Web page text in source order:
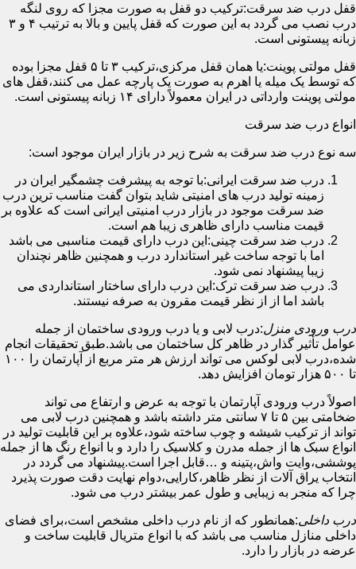
قفل درب ضد سرقت:ترکیب دو قفل به صورت مجزا که روی لنگه
درب نصب می گردد به این صورت که قفل پایین و بالا به ترتیب ۴ و ۳
زبانه پیستونی است.
قفل مولتی پوینت:یا همان قفل مرکزی،ترکیب ۳ تا ۵ قفل مجزا بوده
که توسط یک میله یا اهرم به صورت یک پارچه عمل می کنند،قفل های
مولتی پوینت وارداتی در ایران معمولاً دارای ۱۴ زبانه پیستونی است.
انواع درب ضد سرقت
سه نوع درب ضد سرقت به شرح زیر در بازار ایران موجود است:
درب ضد سرقت ایرانی:با توجه به پیشرفت چشمگیر ایران در
زمینه تولید درب های امنیتی شاید بتوان گفت مناسب ترین درب
ضد سرقت موجود در بازار درب امنیتی ایرانی است که علاوه بر
قیمت مناسب دارای ظاهری زیبا هم است.
درب ضد سرقت چینی:این درب دارای قیمت مناسبی می باشد
اما با توجه ساخت غیر استاندارد درب و همچنین ظاهر نچندان
زیبا پیشنهاد نمی شود.
درب ضد سرقت ترک:این درب دارای ساختار استانداردی می
باشد اما از از نظر قیمت مقرون به صرفه نیستند.
درب ورودی منزل:درب لابی و یا درب ورودی ساختمان از جمله
عوامل تأثیر گذار در ظاهر کل ساختمان می باشد.طبق تحقیقات انجام
شده،درب لابی لوکس می تواند ارزش هر متر مربع از آپارتمان را ۱۰۰
تا ۵۰۰ هزار تومان افزایش دهد.
اصولاً درب ورودی آپارتمان با توجه به عرض و ارتفاع می تواند
ضخامتی بین ۵ تا ۷ سانتی متر داشته باشد و همچنین درب لابی می
تواند از ترکیب شیشه و چوب ساخته شود،علاوه بر این قابلیت تولید در
انواع سبک ها از جمله مدرن و کلاسیک را دارد و با انواع رنگ ها از جمله
پوششی،وایت واش،پتینه و …قابل اجرا است.پیشنهاد می گردد در
انتخاب یراق آلات از نظر ظاهر،کارایی،دوام نهایت دقت صورت پذیرد
چرا که منجر به زیبایی و طول عمر بیشتر درب می شود.
درب داخلی:همانطور که از نام درب داخلی مشخص است،برای فضای
داخلی منازل مناسب می باشد که با انواع متریال قابلیت ساخت و
عرضه در بازار را دارد.